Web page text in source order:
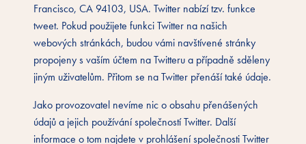
Francisco, CA 94103, USA. Twitter nabízí tzv. funkce
tweet. Pokud použijete funkci Twitter na našich
webových stránkách, budou vámi navštívené stránky
propojeny s vaším účtem na Twitteru a případně sděleny
jiným uživatelům. Přitom se na Twitter přenáší také údaje.
Jako provozovatel nevíme nic o obsahu přenášených
údajů a jejich používání společností Twitter. Další
informace o tom najdete v prohlášení společnosti Twitter